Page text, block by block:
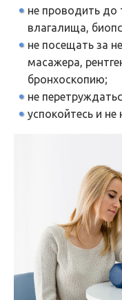
не проводить до
влагалища,
не посещать за
масажера,
бронхоскопию;
не
успокойтесь и